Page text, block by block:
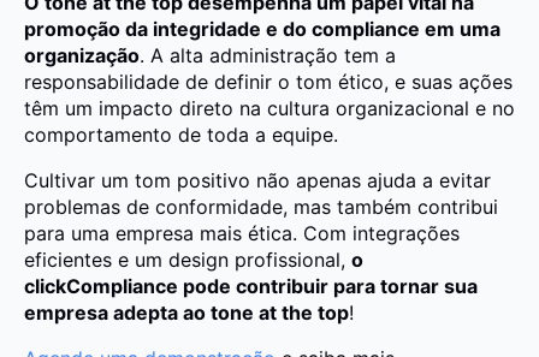
promoção da integridade e do compliance em uma
organização. A alta administração tem a
responsabilidade de definir o tom ético, e suas ações
têm um impacto direto na cultura organizacional e no
comportamento de toda a equipe.
Cultivar um tom positivo não apenas ajuda a evitar
problemas de conformidade, mas também contribui
para uma empresa mais ética. Com integrações
eficientes e um design profissional, o
clickCompliance pode contribuir para tornar sua
empresa adepta ao tone at the top!